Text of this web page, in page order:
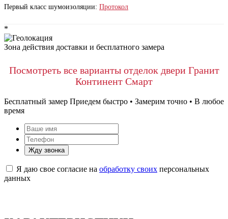
Первый класс шумоизоляции: Протокол
*
Зона действия доставки и бесплатного замера
Посмотреть все варианты отделок двери Гранит
Континент Смарт
Бесплатный замер Приедем быстро • Замерим точно • В любое
время
Жду звонка
Я даю свое согласие на обработку своих персональных
данных